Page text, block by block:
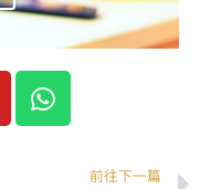
前往下一篇